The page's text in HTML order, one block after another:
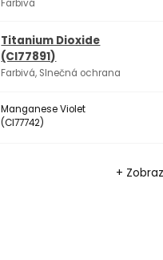
Farbivá
Titanium Dioxide
(CI77891)
Farbivá, Slnečná ochrana
Manganese Violet
(CI77742)
+